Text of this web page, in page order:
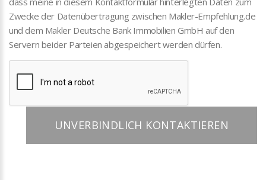
Zwecke der Datenübertragung zwischen Makler-Empfehlung.de
und dem Makler Deutsche Bank Immobilien GmbH auf den
Servern beider Parteien abgespeichert werden dürfen.
UNVERBINDLICH KONTAKTIEREN